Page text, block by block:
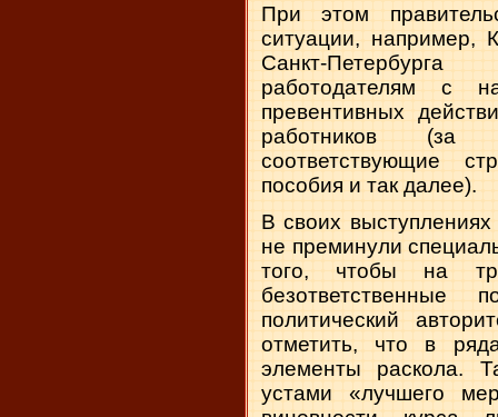
При этом
ситуации, например,
Санкт-
работодателям с
превентивных
работников (за
соответствующие
пособия и так далее).
В своих
не преминули
того, чтобы на
безответственные
политический
отметить, что в
элементы раскола.
устами «лучшего